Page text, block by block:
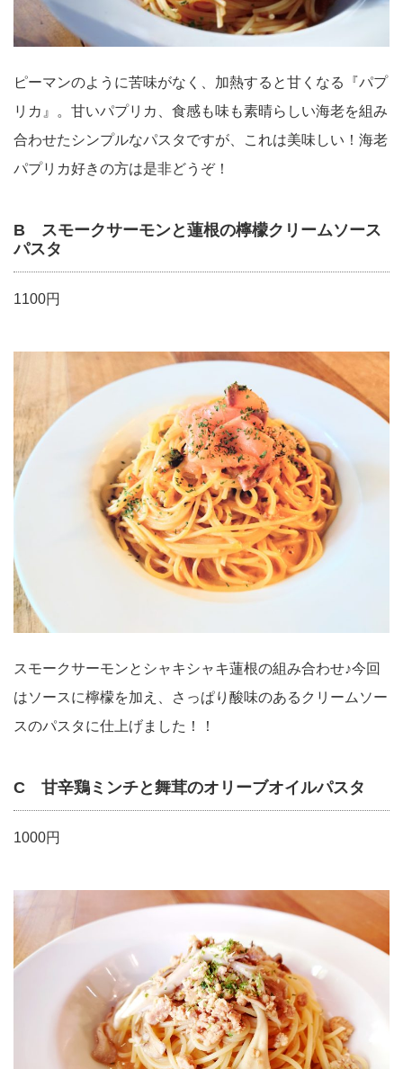
ピーマンのように苦味がなく、加熱すると甘くなる『パプ
リカ』。甘いパプリカ、食感も味も素晴らしい海老を組み
合わせたシンプルなパスタですが、これは美味しい！海老
パプリカ好きの方は是非どうぞ！
B スモークサーモンと蓮根の檸檬クリームソース
パスタ
1100円
スモークサーモンとシャキシャキ蓮根の組み合わせ♪今回
はソースに檸檬を加え、さっぱり酸味のあるクリームソー
スのパスタに仕上げました！！
C 甘辛鶏ミンチと舞茸のオリーブオイルパスタ
1000円